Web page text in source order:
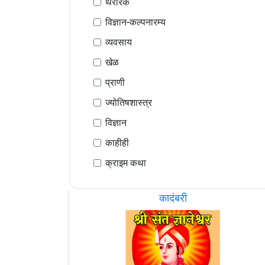
विज्ञान-कल्पनारम्य
व्यवसाय
खेळ
प्राणी
ज्योतिषशास्त्र
विज्ञान
काहीही
क्राइम कथा
कादंबरी